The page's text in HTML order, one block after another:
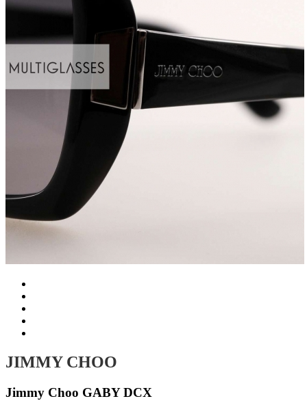
JIMMY CHOO
Jimmy Choo GABY DCX